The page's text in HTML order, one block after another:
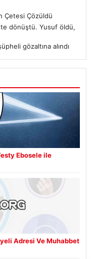
Çetesi Çözüldü
dönüştü. Yusuf öldü,
gözaltına alındı
Ebosele ile
Adresi Ve Muhabbet